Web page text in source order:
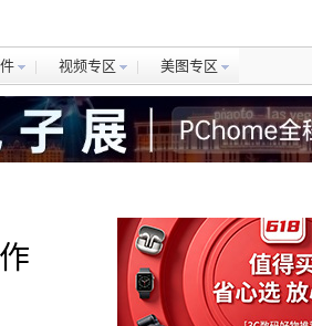
视频专区 美图专区